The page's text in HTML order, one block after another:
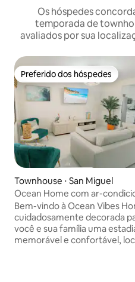
Os hóspedes
temporada de
avaliados por sua
Preferido dos hóspedes
Preferido dos hóspedes
Townhouse ⋅ San Miguel
Ocean Home com ar-
completo, cama king-size,
San Mig
Bem-vindo à Ocean Vibes
cuidadosamente decorada
você e sua família uma
memorável e confortável,